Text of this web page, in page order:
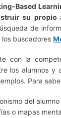
Based
su
de
los buscadores
con la
los alumnos y
Para
del
o mapas